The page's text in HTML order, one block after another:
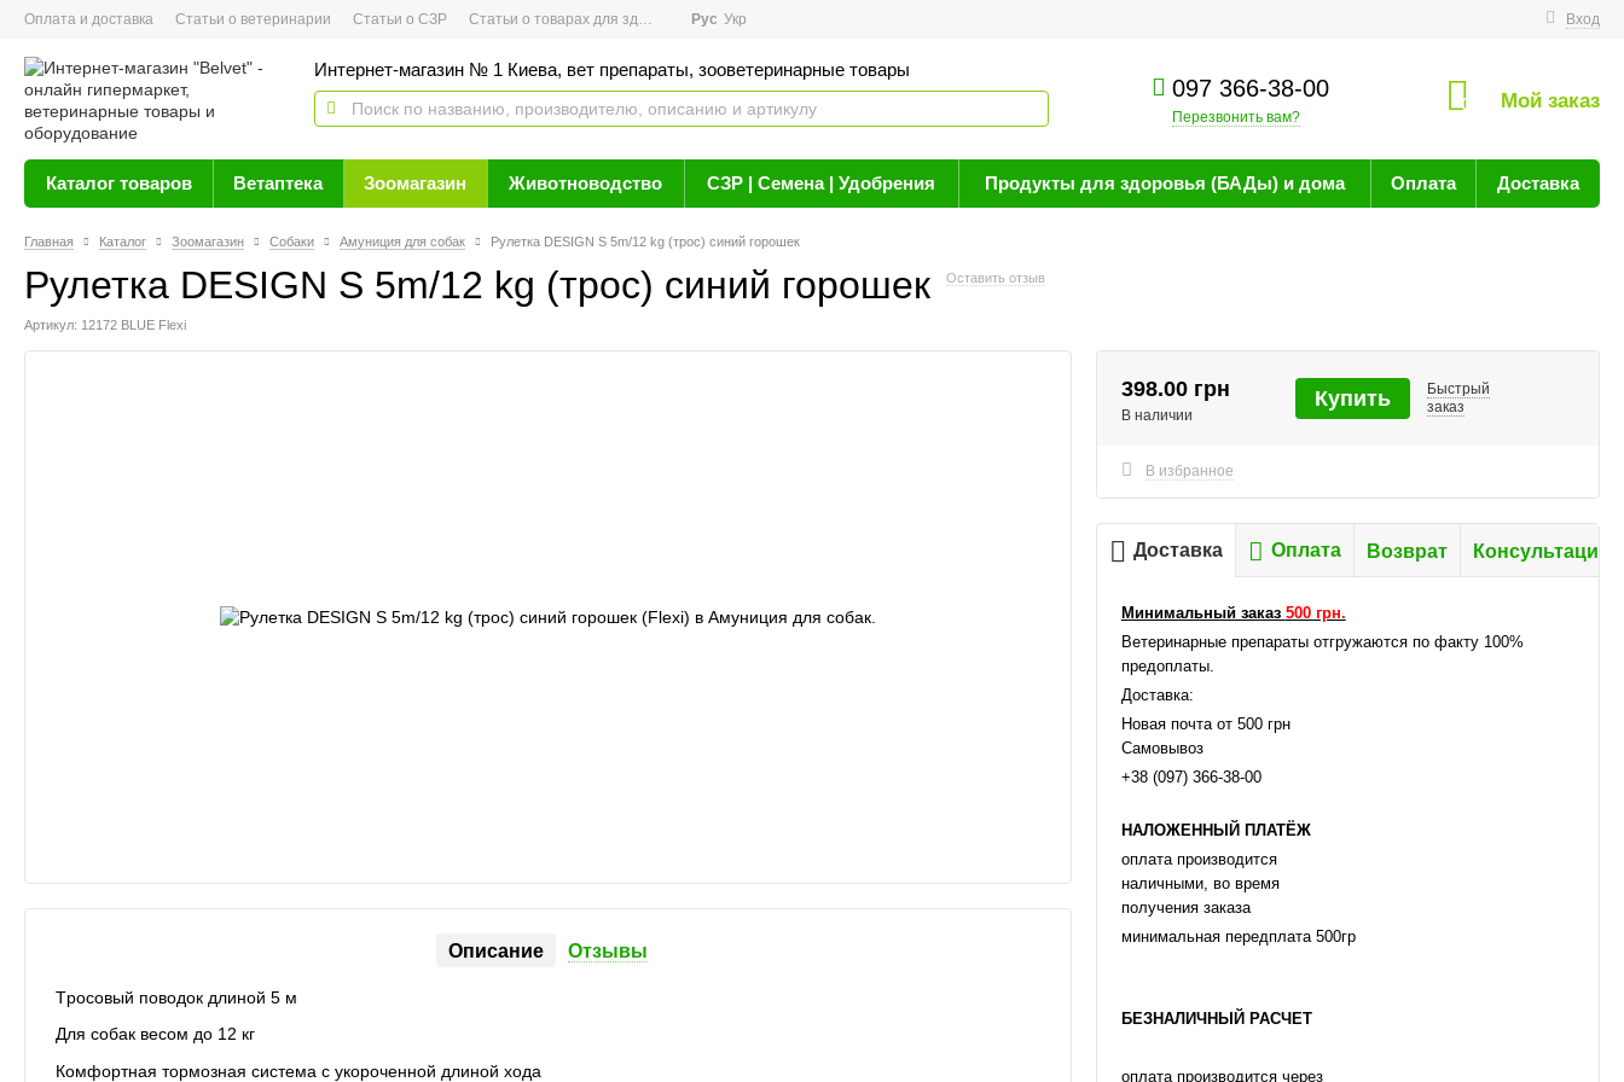
Оплата и доставка Статьи о ветеринарии Статьи о СЗР Статьи о товарах для здоровья Новости Вход
Рус Укр
Интернет-магазин № 1 Киева, вет препараты, зооветеринарные товары
097 366-38-00
Перезвонить вам?
0 Мой заказ
Каталог товаров Ветаптека Зоомагазин Животноводство СЗР | Семена | Удобрения Продукты для здоровья (БАДы) и дома Оплата Доставка
Главная Каталог Зоомагазин Собаки Амуниция для собак Рулетка DESIGN S 5m/12 kg (трос) синий горошек
Рулетка DESIGN S 5m/12 kg (трос) синий горошек Оставить отзыв
Артикул: 12172 BLUE Flexi
Описание Отзывы
Tросовый поводок длиной 5 м
Для собак весом до 12 кг
Комфортная тормозная система с укороченной длиной хода
398.00 грн
В наличии
Купить
Быстрый
заказ
В избранное
Доставка Оплата Возврат Консультация
Минимальный заказ 500 грн.
Ветеринарные препараты отгружаются по факту 100%
предоплаты.
Доставка:
Новая почта от 500 грн
Самовывоз
+38 (097) 366-38-00
НАЛОЖЕННЫЙ ПЛАТЁЖ
оплата производится
наличными, во время
получения заказа
минимальная передплата 500гр
БЕЗНАЛИЧНЫЙ РАСЧЕТ
оплата производится через